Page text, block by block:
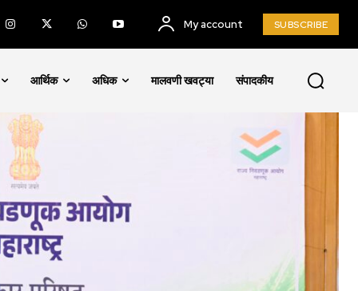
My account SUBSCRIBE
आर्थिक अधिक मालवणी खवट्या संपादकीय